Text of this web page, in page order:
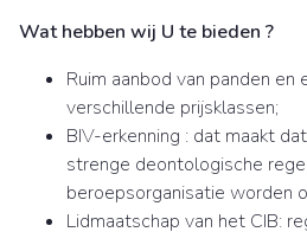
Wat hebben wij U te bieden ?
Ruim aanbod van panden en
verschillende prijsklassen;
BIV-erkenning : dat maakt
strenge deontologische
beroepsorganisatie worden
Lidmaatschap van het CIB: